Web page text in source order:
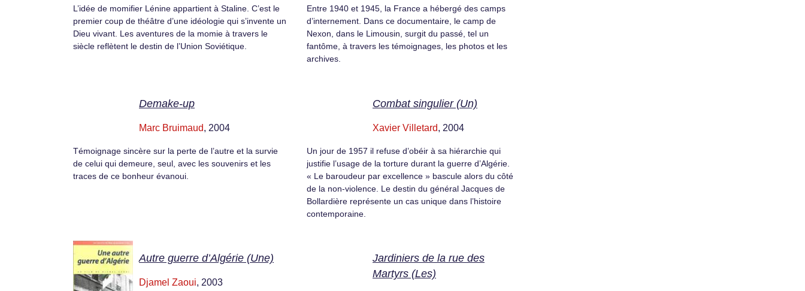
L’idée de momifier Lénine appartient à Staline. C’est le
premier coup de théâtre d’une idéologie qui s’invente un
Dieu vivant. Les aventures de la momie à travers le
siècle reflètent le destin de l’Union Soviétique.
Entre 1940 et 1945, la France a hébergé des camps
d’internement. Dans ce documentaire, le camp de
Nexon, dans le Limousin, surgit du passé, tel un
fantôme, à travers les témoignages, les photos et les
archives.
Demake-up
Marc Bruimaud, 2004
Témoignage sincère sur la perte de l’autre et la survie
de celui qui demeure, seul, avec les souvenirs et les
traces de ce bonheur évanoui.
Combat singulier (Un)
Xavier Villetard, 2004
Un jour de 1957 il refuse d’obéir à sa hiérarchie qui
justifie l’usage de la torture durant la guerre d’Algérie.
« Le baroudeur par excellence » bascule alors du côté
de la non-violence. Le destin du général Jacques de
Bollardière représente un cas unique dans l’histoire
contemporaine.
Autre guerre d’Algérie (Une)
Djamel Zaoui, 2003
Jardiniers de la rue des
Martyrs (Les)